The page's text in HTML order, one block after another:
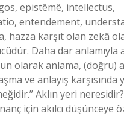
epistêmê, intellectus,
entendement,
hazza karşıt olan zekâ
Daha dar anlamıyla
olarak anlama, (doğru)
ve anlayış karşısında
Aklın yeri
için akılcı düşünceye